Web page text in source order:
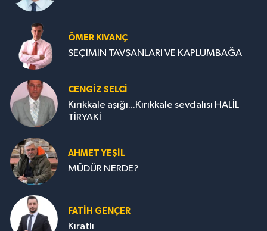
ÖMER KIVANÇ
SEÇİMİN TAVŞANLARI VE KAPLUMBAĞA
CENGİZ SELCİ
Kırıkkale aşığı...Kırıkkale sevdalısı HALİL
TİRYAKİ
AHMET YEŞİL
MÜDÜR NERDE?
FATIH GENÇER
Kıratlı